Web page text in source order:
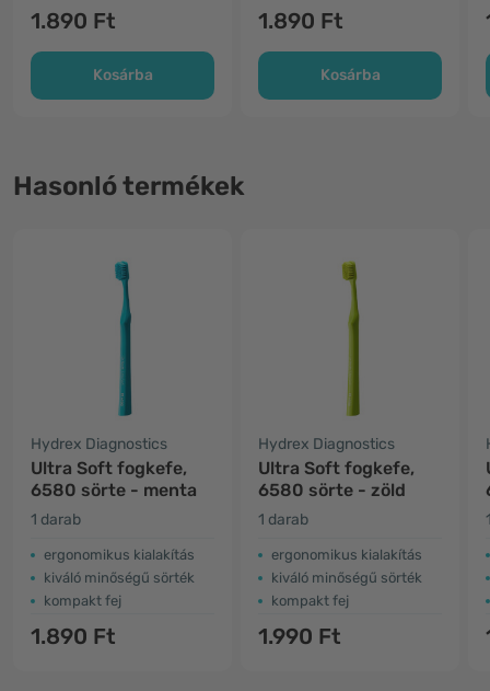
1.890 Ft
Kosárba
1.890 Ft
Kosárba
Hasonló termékek
Hydrex Diagnostics
Ultra Soft fogkefe,
6580 sörte - menta
1 darab
ergonomikus kialakítás
kiváló minőségű sörték
kompakt fej
1.890 Ft
Hydrex Diagnostics
Ultra Soft fogkefe,
6580 sörte - zöld
1 darab
ergonomikus kialakítás
kiváló minőségű sörték
kompakt fej
1.990 Ft